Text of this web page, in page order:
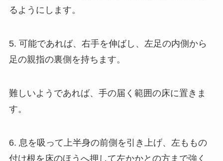
るようにします。
5. 可能であれば、右手を伸ばし、左足の内側から
足の親指の裏側を持ちます。
難しいようであれば、手の届く範囲の床に置きま
す。
6. 息を吸って上半身の前側を引き上げ、左ももの
付け根を床のほうへ押して左かかとの方まで強く